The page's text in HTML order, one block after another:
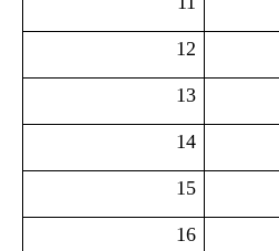
12
13
14
15
16